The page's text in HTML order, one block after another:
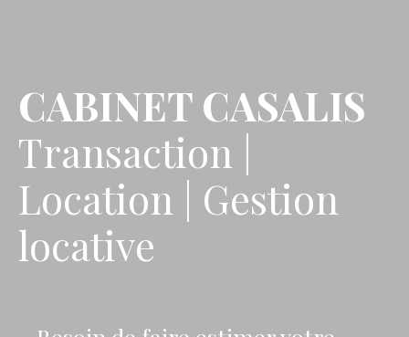
CABINET CASALIS
Transaction |
Location | Gestion
locative